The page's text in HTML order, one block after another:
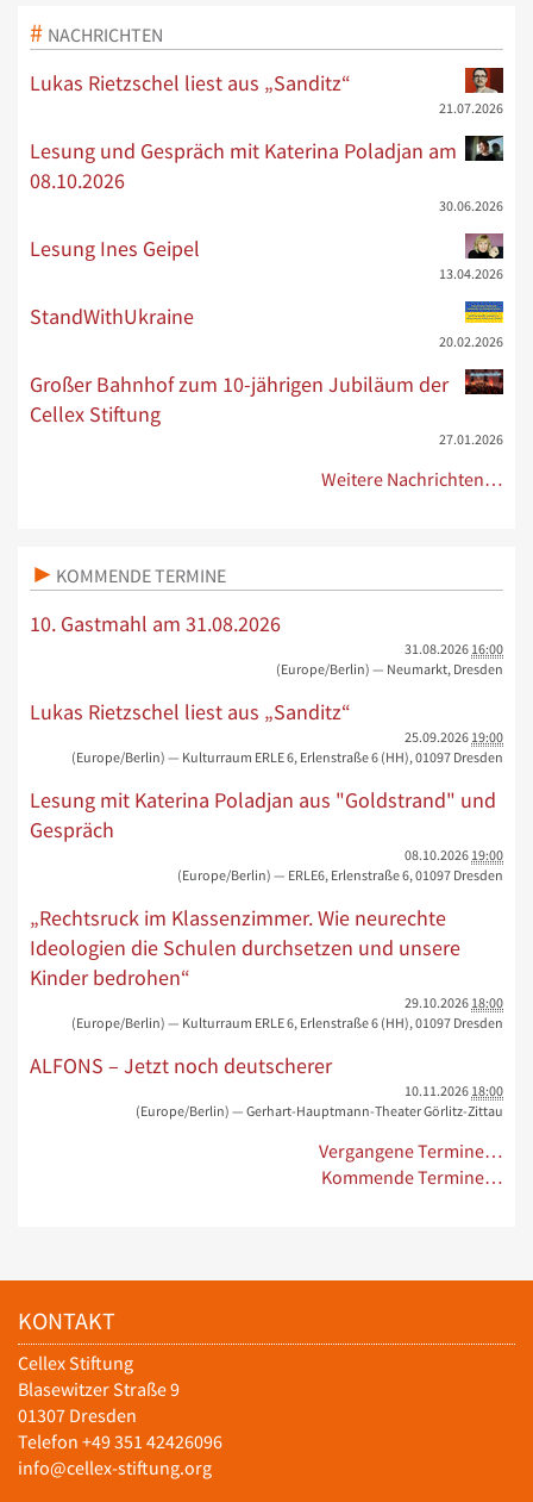
NACHRICHTEN
Lukas Rietzschel liest aus „Sanditz“
21.07.2026
Lesung und Gespräch mit Katerina Poladjan am
08.10.2026
30.06.2026
Lesung Ines Geipel
13.04.2026
StandWithUkraine
20.02.2026
Großer Bahnhof zum 10-jährigen Jubiläum der
Cellex Stiftung
27.01.2026
Weitere Nachrichten…
KOMMENDE TERMINE
10. Gastmahl am 31.08.2026
31.08.2026 16:00
(Europe/Berlin) — Neumarkt, Dresden
Lukas Rietzschel liest aus „Sanditz“
25.09.2026 19:00
(Europe/Berlin) — Kulturraum ERLE 6, Erlenstraße 6 (HH), 01097 Dresden
Lesung mit Katerina Poladjan aus "Goldstrand" und
Gespräch
08.10.2026 19:00
(Europe/Berlin) — ERLE6, Erlenstraße 6, 01097 Dresden
„Rechtsruck im Klassenzimmer. Wie neurechte
Ideologien die Schulen durchsetzen und unsere
Kinder bedrohen“
29.10.2026 18:00
(Europe/Berlin) — Kulturraum ERLE 6, Erlenstraße 6 (HH), 01097 Dresden
ALFONS – Jetzt noch deutscherer
10.11.2026 18:00
(Europe/Berlin) — Gerhart-Hauptmann-Theater Görlitz-Zittau
Vergangene Termine…
Kommende Termine…
KONTAKT
Cellex Stiftung
Blasewitzer Straße 9
01307 Dresden
Telefon +49 351 42426096
info@cellex-stiftung.org